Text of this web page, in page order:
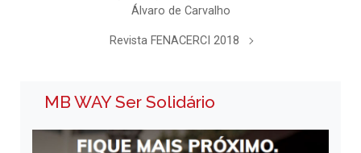
Álvaro de Carvalho
Revista FENACERCI 2018
MB WAY Ser Solidário